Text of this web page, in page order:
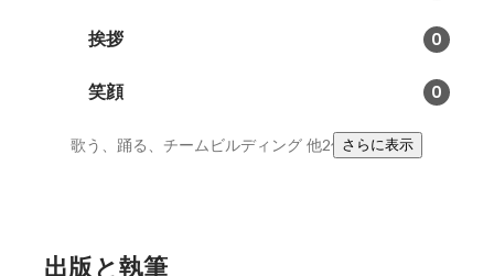
挨拶 0
笑顔 0
歌う、踊る、チームビルディング 他2件さらに表示
出版と執筆